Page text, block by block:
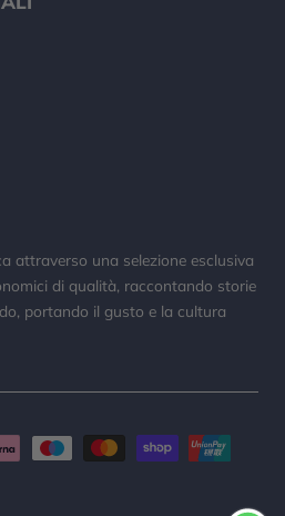
attraverso una selezione esclusiva
di qualità, raccontando storie
portando il gusto e la cultura